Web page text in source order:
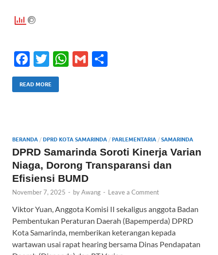
F
ac
e
o
k
T
w
itt
W
p
p
G
READ MORE
BERANDA / DPRD KOTA SAMARINDA / PARLEMENTARIA / SAMARINDA
DPRD Samarinda Soroti Kinerja Varian
Niaga, Dorong Transparansi dan
Efisiensi BUMD
November 7, 2025 - byAwang - Leave a Comment
Viktor Yuan, Anggota Komisi II sekaligus anggota Badan
Pembentukan Peraturan Daerah (Bapemperda) DPRD
Kota Samarinda, memberikan keterangan kepada
wartawan usai rapat hearing bersama Dinas Pendapatan